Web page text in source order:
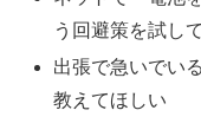
う回避策を試し
出張で急いでい
教えてほしい